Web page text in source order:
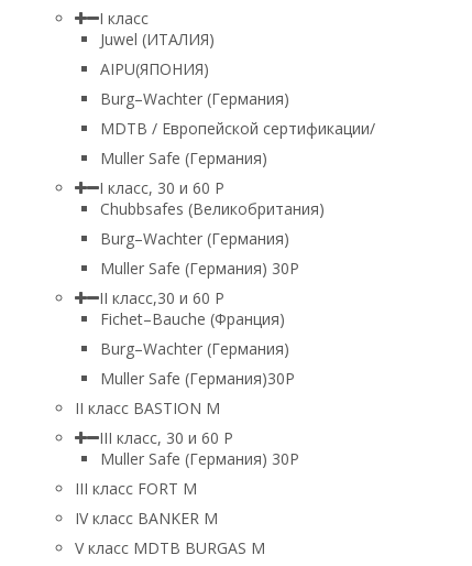
I класс
Juwel (ИТАЛИЯ)
AIPU(ЯПОНИЯ)
Burg–Wachter (Германия)
MDTB / Европейской сертификации/
Muller Safe (Германия)
I класс, 30 и 60 P
Chubbsafes (Великобритания)
Burg–Wachter (Германия)
Muller Safe (Германия) 30Р
II класс,30 и 60 P
Fichet–Bauche (Франция)
Burg–Wachter (Германия)
Muller Safe (Германия)30P
II класс BASTION M
III класс, 30 и 60 P
Muller Safe (Германия) 30Р
III класс FORT M
IV класс BANKER M
V класс МDTB BURGAS M